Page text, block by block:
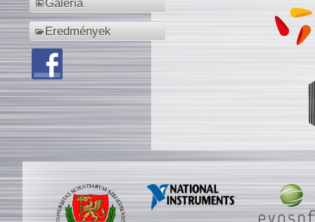
Galéria
Eredmények